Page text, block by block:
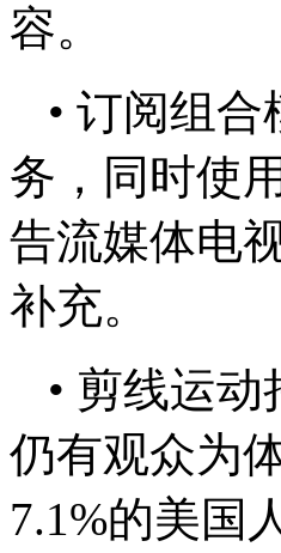
容。
• 订阅组
务，同时使
告流媒体电
补充。
• 剪线运
仍有观众为
7.1%的美国